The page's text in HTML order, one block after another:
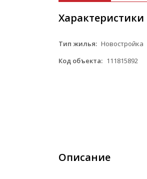
Характеристики
Тип жилья: Новостройка
Код объекта: 111815892
Описание